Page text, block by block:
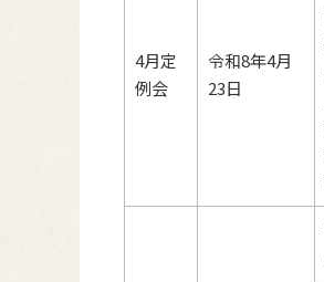
4月定
例会
令和8年4月
23日